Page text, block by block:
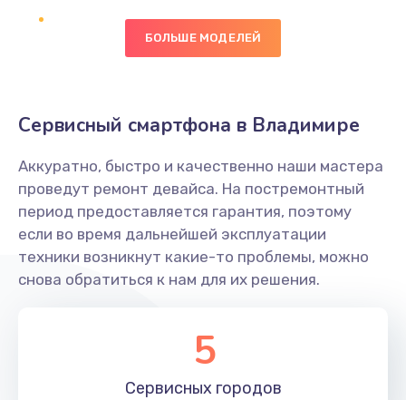
890 руб.
Замена голосового динамика
Заказать
Замена основной камеры
490 руб.
Заказать
1190 руб.
Заказать
БОЛЬШЕ МОДЕЛЕЙ
Сервисный смартфона в Владимире
Аккуратно, быстро и качественно наши мастера
проведут ремонт девайса. На постремонтный
период предоставляется гарантия, поэтому
если во время дальнейшей эксплуатации
техники возникнут какие-то проблемы, можно
снова обратиться к нам для их решения.
5
Сервисных городов